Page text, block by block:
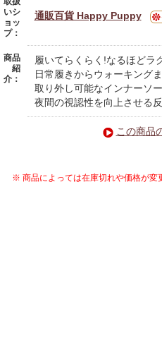
いシ
ョッ
プ：
通販百貨 Happy Puppy
商品
紹
介：
履いてらくらく!なるほどラ
日常履きからウォーキング
取り外し可能なインナーソ
夜間の視認性を向上させる
この商品
※ 商品によっては在庫切れや価格が変